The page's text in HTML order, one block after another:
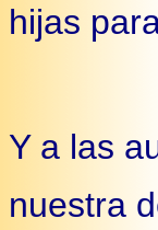
hijas
Y a las
nuestra